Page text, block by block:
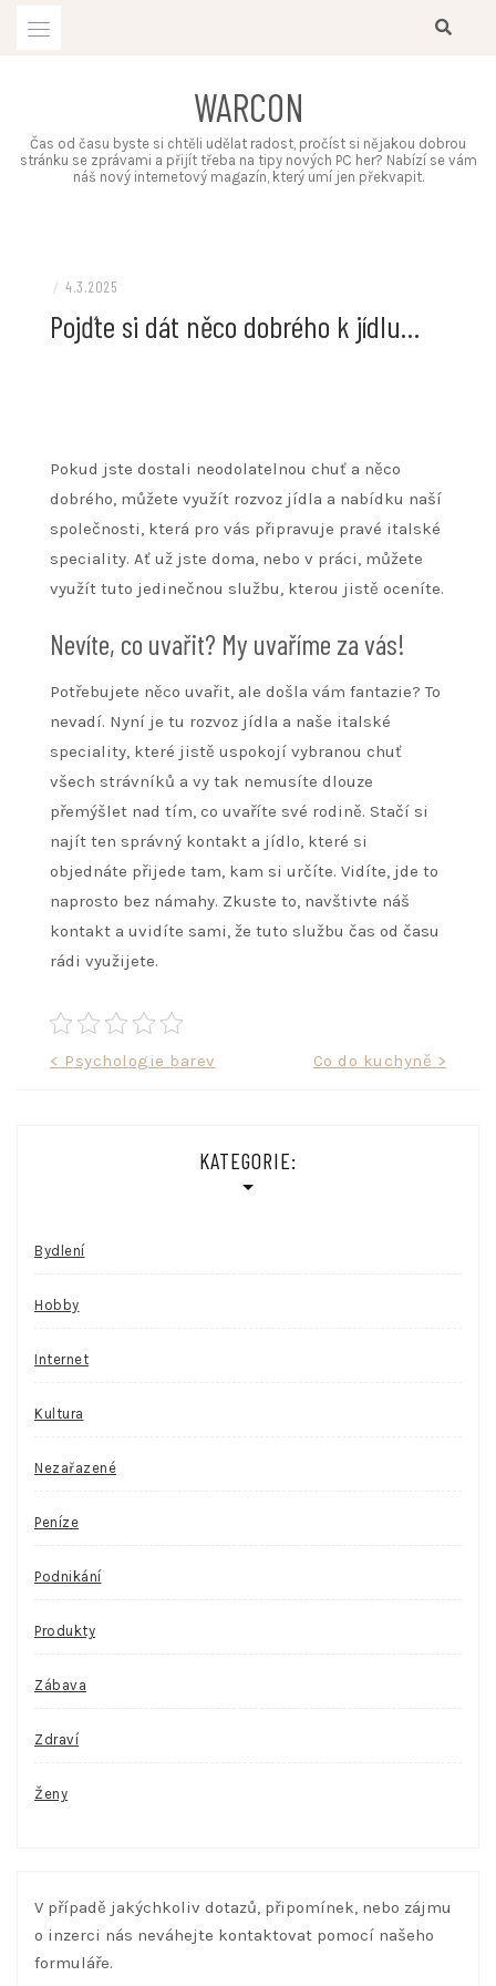
WARCON
Čas od času byste si chtěli udělat radost, pročíst si nějakou dobrou
stránku se zprávami a přijít třeba na tipy nových PC her? Nabízí se vám
náš nový internetový magazín, který umí jen překvapit.
/ 4.3.2025
Pojďte si dát něco dobrého k jídlu…
Pokud jste dostali neodolatelnou chuť a něco
dobrého, můžete využít rozvoz jídla a nabídku naší
společnosti, která pro vás připravuje pravé italské
speciality. Ať už jste doma, nebo v práci, můžete
využít tuto jedinečnou službu, kterou jistě oceníte.
Nevíte, co uvařit? My uvaříme za vás!
Potřebujete něco uvařit, ale došla vám fantazie? To
nevadí. Nyní je tu rozvoz jídla a naše italské
speciality, které jistě uspokojí vybranou chuť
všech strávníků a vy tak nemusíte dlouze
přemýšlet nad tím, co uvaříte své rodině. Stačí si
najít ten správný kontakt a jídlo, které si
objednáte přijede tam, kam si určíte. Vidíte, jde to
naprosto bez námahy. Zkuste to, navštivte náš
kontakt a uvidíte sami, že tuto službu čas od času
rádi využijete.
Navigace< Psychologie barev Co do kuchyně >
KATEGORIE:
Bydlení
Hobby
Internet
Kultura
Nezařazené
Peníze
Podnikání
Produkty
Zábava
Zdraví
Ženy
V případě jakýchkoliv dotazů, připomínek, nebo zájmu
o inzerci nás neváhejte kontaktovat pomocí našeho
formuláře.